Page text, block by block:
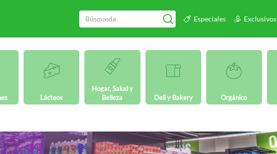
Especiales Exclusivos
Lácteos
Hogar, Salud y
Belleza
Deli y Bakery Orgánico